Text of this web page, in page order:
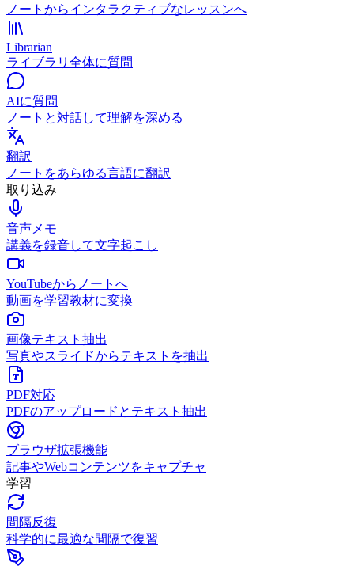
ノートからインタラクティブなレッスンへ
Librarian
ライブラリ全体に質問
AIに質問
ノートと対話して理解を深める
翻訳
ノートをあらゆる言語に翻訳
取り込み
音声メモ
講義を録音して文字起こし
YouTubeからノートへ
動画を学習教材に変換
画像テキスト抽出
写真やスライドからテキストを抽出
PDF対応
PDFのアップロードとテキスト抽出
ブラウザ拡張機能
記事やWebコンテンツをキャプチャ
学習
間隔反復
科学的に最適な間隔で復習